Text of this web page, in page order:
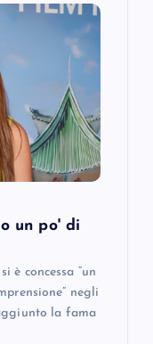
un po' di
è concessa “un
negli
la fama